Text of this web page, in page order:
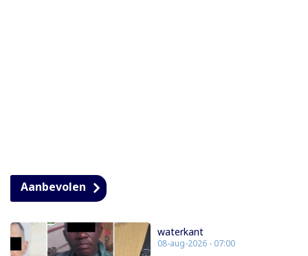
Aanbevolen
waterkant
08-aug-2026 - 07:00